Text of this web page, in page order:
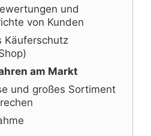
und
von Kunden
Käuferschutz
am Markt
und großes Sortiment